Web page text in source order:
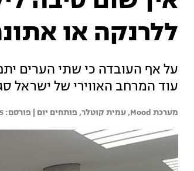
ללרנקה או
על אף העובדה כי שתי הערים
עוד המרחב האווירי של ישראל
מערכת Mood, עמית קוטלר, פותחים יום |